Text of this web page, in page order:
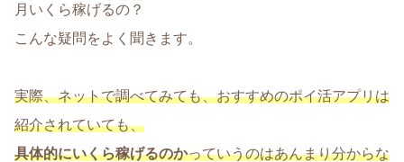
月いくら稼げるの？
こんな疑問をよく聞きます。
実際、ネットで調べてみても、おすすめのポイ活アプリは
紹介されていても、
具体的にいくら稼げるのかっていうのはあんまり分からな